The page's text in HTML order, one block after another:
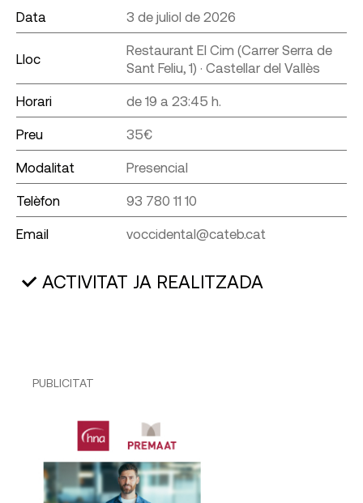
Data 3 de juliol de 2026
Lloc
Restaurant El Cim (Carrer Serra de
Sant Feliu, 1) · Castellar del Vallès
Horari de 19 a 23:45 h.
Preu 35€
Modalitat Presencial
Telèfon 93 780 11 10
Email voccidental@cateb.cat
ACTIVITAT JA REALITZADA
PUBLICITAT